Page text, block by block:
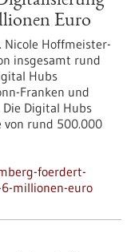
Euro
Nicole Hoffmeister-
insgesamt rund
Hubs
Franken und
Digital Hubs
von rund 500.000
foerdert-
millionen-euro